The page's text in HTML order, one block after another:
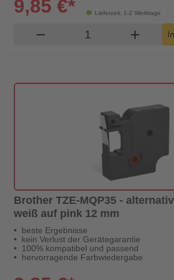
Lieferzeit: 1-2 Werktage
9,85 €*
remove Produkt add
Brother TZE-MQP35 -
weiß auf pink 12 mm
beste Ergebnisse
kein Verlust der Gerätegarantie
100% kompatibel und passend
hervorragende Farbwiedergabe